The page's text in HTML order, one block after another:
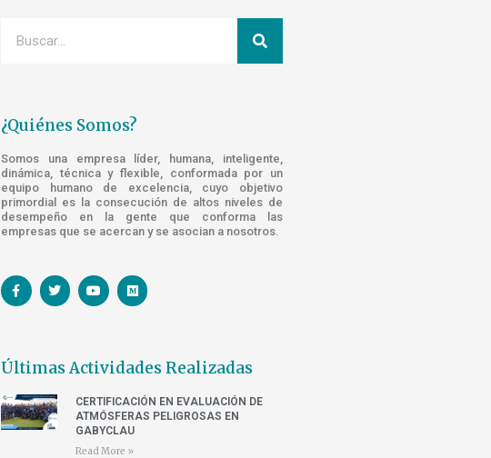
¿Quiénes Somos?
Somos una empresa líder, humana, inteligente,
dinámica, técnica y flexible, conformada por un
equipo humano de excelencia, cuyo objetivo
primordial es la consecución de altos niveles de
desempeño en la gente que conforma las
empresas que se acercan y se asocian a nosotros.
Últimas Actividades Realizadas
CERTIFICACIÓN EN EVALUACIÓN DE
ATMÓSFERAS PELIGROSAS EN
GABYCLAU
Read More »